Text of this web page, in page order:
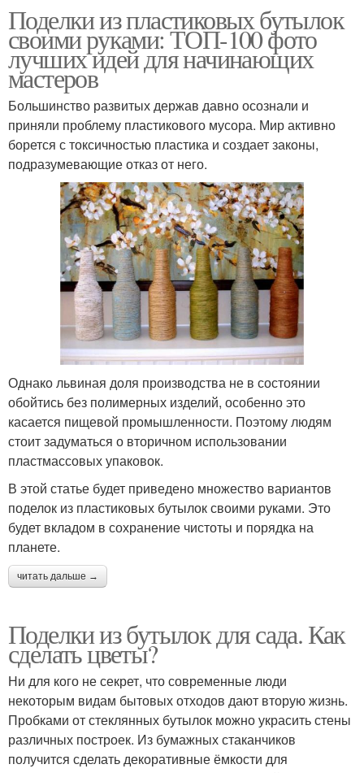
Поделки из пластиковых бутылок
своими руками: ТОП-100 фото
лучших идей для начинающих
мастеров
Большинство развитых держав давно осознали и
приняли проблему пластикового мусора. Мир активно
борется с токсичностью пластика и создает законы,
подразумевающие отказ от него.
Однако львиная доля производства не в состоянии
обойтись без полимерных изделий, особенно это
касается пищевой промышленности. Поэтому людям
стоит задуматься о вторичном использовании
пластмассовых упаковок.
В этой статье будет приведено множество вариантов
поделок из пластиковых бутылок своими руками. Это
будет вкладом в сохранение чистоты и порядка на
планете.
читать дальше →
Поделки из бутылок для сада. Как
сделать цветы?
Ни для кого не секрет, что современные люди
некоторым видам бытовых отходов дают вторую жизнь.
Пробками от стеклянных бутылок можно украсить стены
различных построек. Из бумажных стаканчиков
получится сделать декоративные ёмкости для